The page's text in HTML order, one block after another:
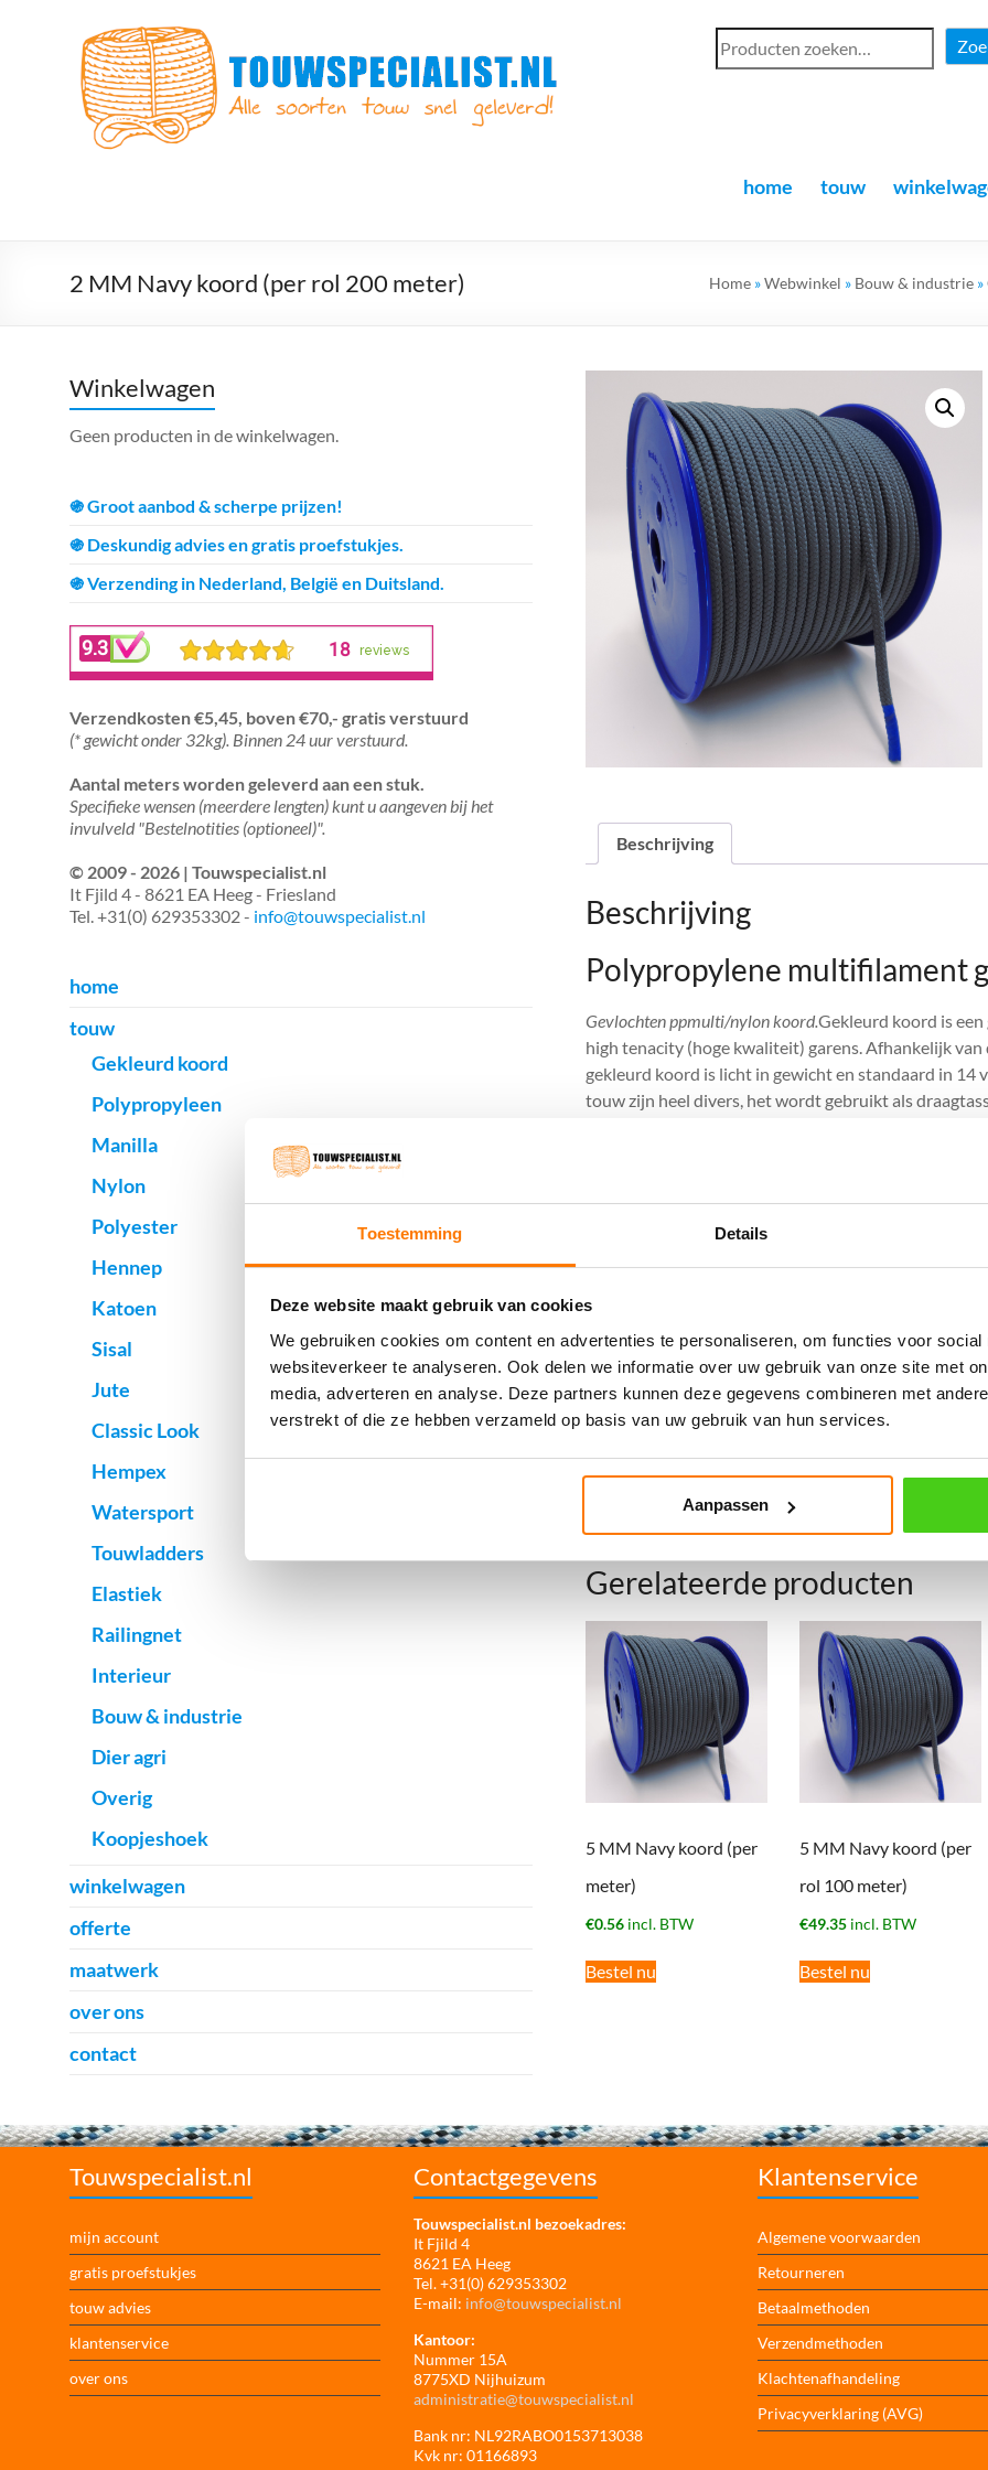
Toestemming Details
Deze website maakt gebruik van cookies
We gebruiken cookies om content en advertenties te personaliseren, om functies voor social
websiteverkeer te analyseren. Ook delen we informatie over uw gebruik van onze site met
media, adverteren en analyse. Deze partners kunnen deze gegevens combineren met
verstrekt of die ze hebben verzameld op basis van uw gebruik van hun services.
Aanpassen
Touwspecialist.nl
Touwspecialist.nl,
het
adres
en
goed
home touw
2 MM Navy koord (per rol 200 meter) Home »Webwinkel » Bouw & industrie »
Beschrijving
Beschrijving
Polypropylene multifilament
Gevlochten ppmulti/nylon koord.Gekleurd koord is
high tenacity (hoge kwaliteit) garens. Afhankelijk
gekleurd koord is licht in gewicht en standaard in 14
touw zijn heel divers, het wordt gebruikt als
hondenlijn, waterskilijn en diverse andere
Volle rol = 200 meter
Eigenschappen:
Gunstige prijsstelling
Blijft drijven
Soepel gevlochten en makkelijke te knopen
Het koord kan ook op lengte gesneden en
voorzien van lussen en haken.
Gerelateerde producten
5 MM Navy koord (per
meter)
€0.56 incl. BTW
Bestel nu
5 MM Navy koord (per
rol 100 meter)
€49.35 incl. BTW
Bestel nu
Winkelwagen
Geen producten in de winkelwagen.
֍ Groot aanbod & scherpe prijzen!
֍ Deskundig advies en gratis proefstukjes.
֍ Verzending in Nederland, België en Duitsland.
Verzendkosten €5,45, boven €70,- gratis verstuurd
(* gewicht onder 32kg). Binnen 24 uur verstuurd.
Aantal meters worden geleverd aan een stuk.
Specifieke wensen (meerdere lengten) kunt u aangeven bij het
invulveld "Bestelnotities (optioneel)".
© 2009 - 2026 | Touwspecialist.nl
It Fjild 4 - 8621 EA Heeg - Friesland
Tel. +31(0) 629353302 - info@touwspecialist.nl
home
touw
Gekleurd koord
Polypropyleen
Manilla
Nylon
Polyester
Hennep
Katoen
Sisal
Jute
Classic Look
Hempex
Watersport
Touwladders
Elastiek
Railingnet
Interieur
Bouw & industrie
Dier agri
Overig
Koopjeshoek
winkelwagen
offerte
maatwerk
over ons
contact
Touwspecialist.nl
mijn account
gratis proefstukjes
touw advies
klantenservice
over ons
Contactgegevens
Touwspecialist.nl bezoekadres:
It Fjild 4
8621 EA Heeg
Tel. +31(0) 629353302
E-mail: info@touwspecialist.nl
Kantoor:
Nummer 15A
8775XD Nijhuizum
administratie@touwspecialist.nl
Bank nr: NL92RABO0153713038
Kvk nr: 01166893
Klantenservice
Algemene voorwaarden
Retourneren
Betaalmethoden
Verzendmethoden
Klachtenafhandeling
Privacyverklaring (AVG)